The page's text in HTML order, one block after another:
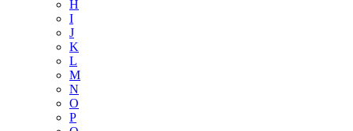
H
I
J
K
L
M
N
O
P